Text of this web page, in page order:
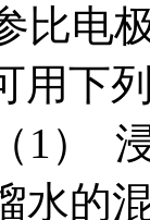
极发
用下
浸泡
水的